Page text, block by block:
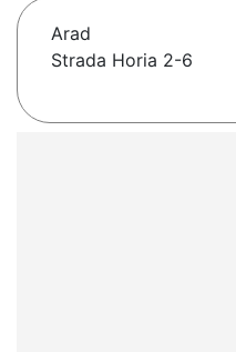
Arad
Strada Horia 2-6